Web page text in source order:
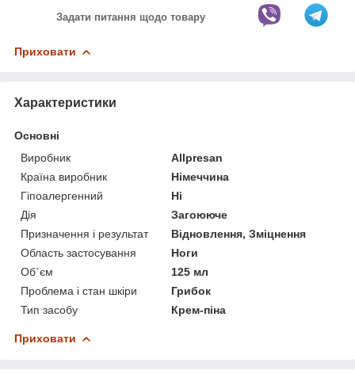
Задати питання щодо товару
Приховати
Характеристики
Основні
Виробник
Allpresan
Країна виробник
Німеччина
Гіпоалергенний
Ні
Дія
Загоююче
Призначення і результат
Відновлення, Зміцнення
Область застосування
Ноги
Об`єм
125 мл
Проблема і стан шкіри
Грибок
Тип засобу
Крем-піна
Приховати